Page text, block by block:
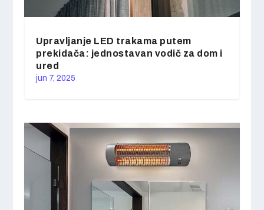
Upravljanje LED trakama putem
prekidača: jednostavan vodič za dom i
ured
jun 7, 2025